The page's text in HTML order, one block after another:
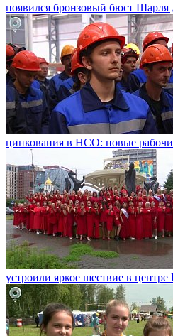
появился бронзовый бюст Шарля
цинкования в НСО: новые
устроили яркое шествие в